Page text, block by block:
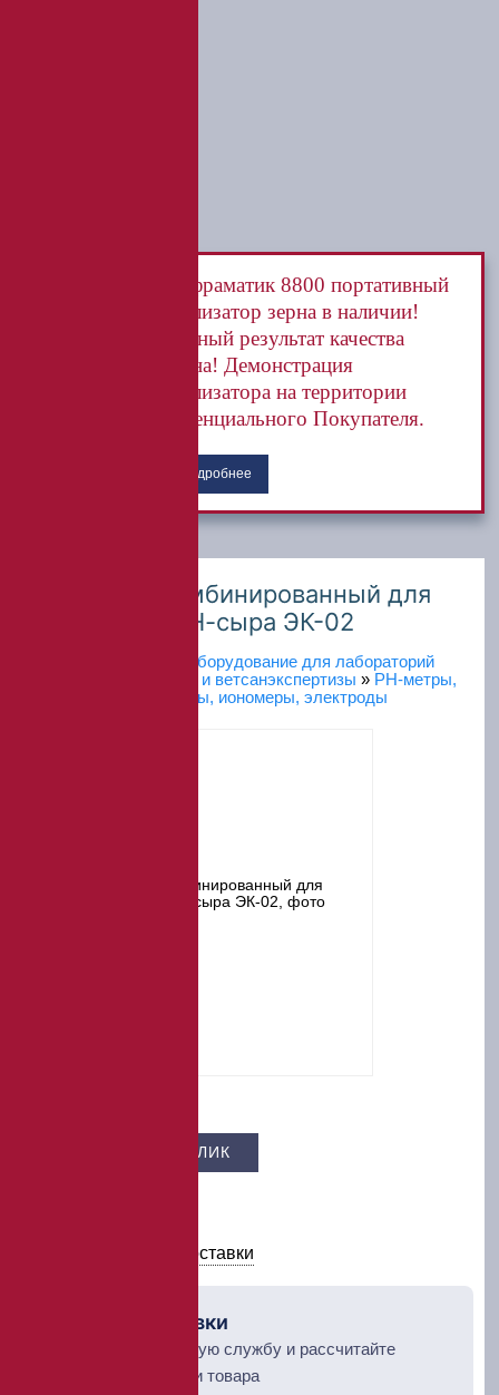
Инфраматик 8800 портативный
анализатор зерна в наличии!
Точный результат качества
зерна! Демонстрация
анализатора на территории
потенциального Покупателя.
Подробнее
Электрод комбинированный для
измерения рН-сыра ЭК-02
Оборудование для лабораторий
пищевых производств и ветсанэкспертизы » РН-метры,
нитратомеры,солемеры, иономеры, электроды
КУПИТЬ В 1 КЛИК
Условия оплаты и доставки
Рассчет доставки
Выберите курьерскую службу и рассчитайте
стоимость доставки товара